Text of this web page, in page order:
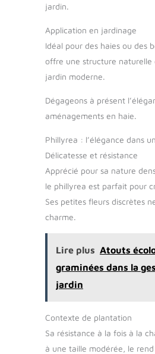
jardin.
Application en jardinage
Idéal pour des haies ou des
offre une structure
jardin moderne.
Dégageons à présent
aménagements en haie.
Phillyrea : l’élégance dans
Délicatesse et résistance
Apprécié pour sa nature
le phillyrea est parfait pour
Ses petites fleurs discrètes
charme.
Lire plus Atouts
graminées dans la
jardin
Contexte de plantation
Sa résistance à la fois à la
à une taille modérée, le